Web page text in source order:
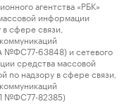
агентства «РБК»
информации
сфере связи,
№ФС77-63848) и сетевого
средства массовой
по надзору в сфере связи,
№ФС77-82385)